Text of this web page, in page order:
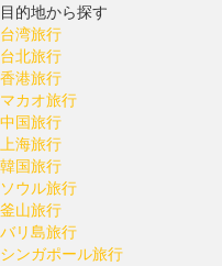
目的地から探す
台湾旅行
台北旅行
香港旅行
マカオ旅行
中国旅行
上海旅行
韓国旅行
ソウル旅行
釜山旅行
バリ島旅行
シンガポール旅行